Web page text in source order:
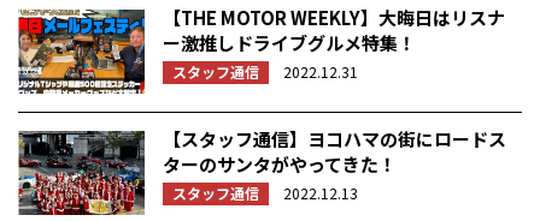
【THE MOTOR WEEKLY】大晦日はリスナ
ー激推しドライブグルメ特集！
スタッフ通信 2022.12.31
【スタッフ通信】ヨコハマの街にロードス
ターのサンタがやってきた！
スタッフ通信 2022.12.13